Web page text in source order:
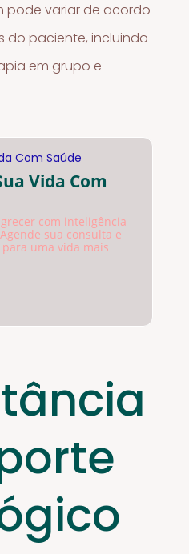
pode variar de acordo
do paciente, incluindo
em grupo e
Vida Com
com inteligência
sua consulta e
uma vida mais